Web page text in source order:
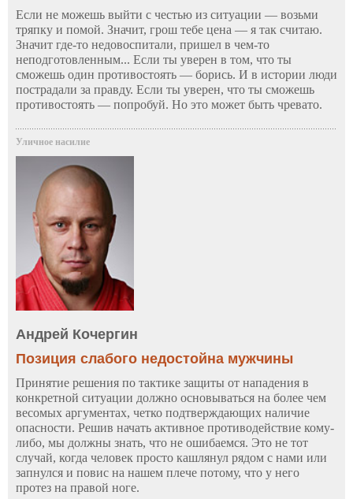
Если не можешь выйти с честью из ситуации — возьми
тряпку и помой. Значит, грош тебе цена — я так считаю.
Значит где-то недовоспитали, пришел в чем-то
неподготовленным... Если ты уверен в том, что ты
сможешь один противостоять — борись. И в истории люди
пострадали за правду. Если ты уверен, что ты сможешь
противостоять — попробуй. Но это может быть чревато.
Уличное насилие
Андрей Кочергин
Позиция слабого недостойна мужчины
Принятие решения по тактике защиты от нападения в
конкретной ситуации должно основываться на более чем
весомых аргументах, четко подтверждающих наличие
опасности. Решив начать активное противодействие кому-
либо, мы должны знать, что не ошибаемся. Это не тот
случай, когда человек просто кашлянул рядом с нами или
запнулся и повис на нашем плече потому, что у него
протез на правой ноге.